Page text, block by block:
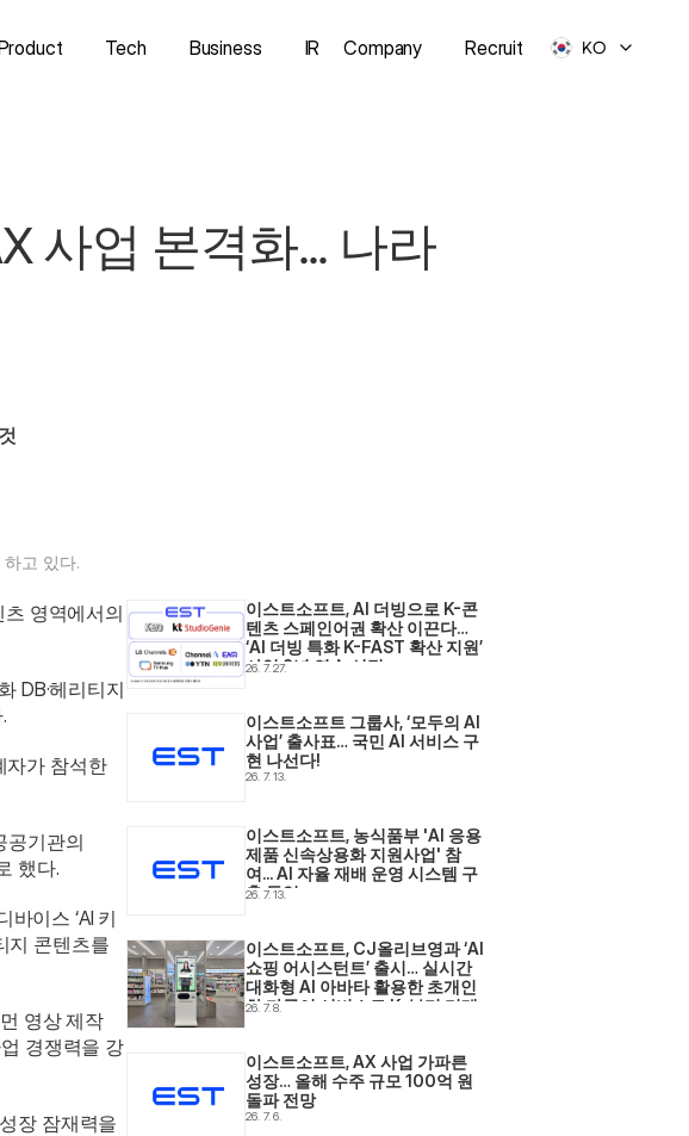
Tech Business IR Company Recruit KO
사업 본격화... 나라
고 있다.
영역에서의
DB·헤리티지
자가 참석한
공기관의
했다.
이스 ‘AI 키
지 콘텐츠를
영상 제작
경쟁력을 강
장 잠재력을
이스트소프트, AI 더빙으로 K-콘
텐츠 스페인어권 확산 이끈다…
‘AI 더빙 특화 K-FAST 확산 지원’
사업 2년 연속 선정
26. 7. 27.
이스트소프트 그룹사, ‘모두의 AI
사업’ 출사표… 국민 AI 서비스 구
현 나선다!
26. 7. 13.
이스트소프트, 농식품부 'AI 응용
제품 신속상용화 지원사업' 참
여... AI 자율 재배 운영 시스템 구
축 돌입
26. 7. 13.
이스트소프트, CJ올리브영과 ‘AI
쇼핑 어시스턴트’ 출시… 실시간
대화형 AI 아바타 활용한 초개인
화·다국어 서비스로 K-뷰티 리테
26. 7. 8.
이스트소프트, AX 사업 가파른
성장… 올해 수주 규모 100억 원
돌파 전망
26. 7. 6.